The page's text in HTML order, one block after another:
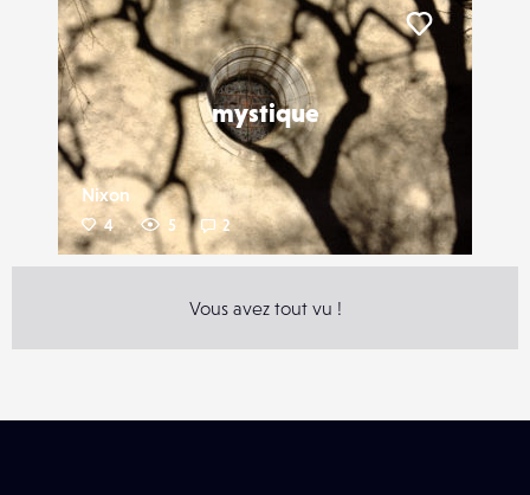
mystique
Nixon
4 5 2
Liker
Vous avez tout vu !